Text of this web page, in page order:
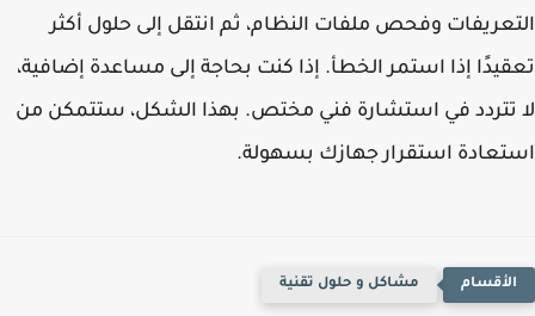
وفحص ملفات النظام، ثم انتقل إلى حلول أكثر
إذا استمر الخطأ. إذا كنت بحاجة إلى مساعدة إضافية،
تتردد في استشارة فني مختص. بهذا الشكل، ستتمكن من
استقرار جهازك بسهولة.
مشاكل و حلول تقنية